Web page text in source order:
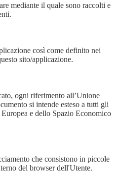
mediante il quale sono raccolti e
così come definito nei
sito/applicazione.
ogni riferimento all’Unione
si intende esteso a tutti gli
e dello Spazio Economico
che consistono in piccole
del browser dell'Utente.